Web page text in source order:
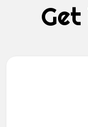
Get